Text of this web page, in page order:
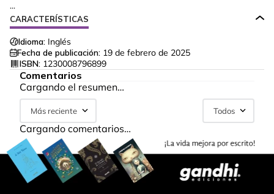
...
CARACTERÍSTICAS
Idioma: Inglés
Fecha de publicación: 19 de febrero de 2025
ISBN: 1230008796899
Comentarios
Cargando el resumen…
Más reciente Todos
Cargando comentarios…